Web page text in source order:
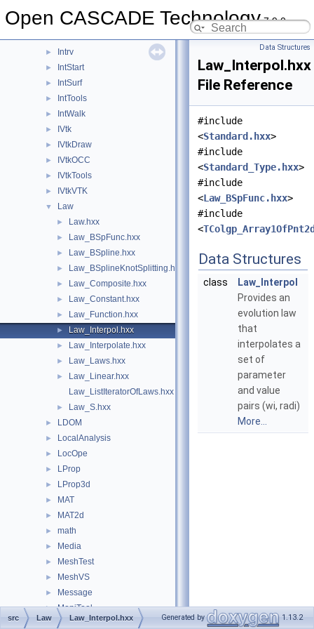
Open CASCADE Technology7.9.0
IntPolyh
► Intrv
► IntStart
► IntSurf
► IntTools
► IntWalk
► IVtk
► IVtkDraw
► IVtkOCC
► IVtkTools
► IVtkVTK
▼ Law
► Law.hxx
► Law_BSpFunc.hxx
► Law_BSpline.hxx
► Law_BSplineKnotSplitting.hxx
► Law_Composite.hxx
► Law_Constant.hxx
► Law_Function.hxx
► Law_Interpol.hxx
► Law_Interpolate.hxx
► Law_Laws.hxx
►
Law_Linear.hxx
Law_ListIteratorOfLaws.hxx
► Law_S.hxx
► LDOM
► LocalAnalysis
► LocOpe
► LProp
► LProp3d
► MAT
► MAT2d
► math
► Media
► MeshTest
► MeshVS
► Message
► MoniTool
► NCollection
Data Structures
Law_Interpol.hxx
File Reference
#include
<Standard.hxx>
#include
<Standard_Type.hxx>
#include
<Law_BSpFunc.hxx>
#include
<
Data Structures
class
Law_Interpol
Provides an
evolution law
that
interpolates a
set of
parameter
and value
pairs (wi, radi)
More...
src Law Law_Interpol.hxx Generated by 1.13.2